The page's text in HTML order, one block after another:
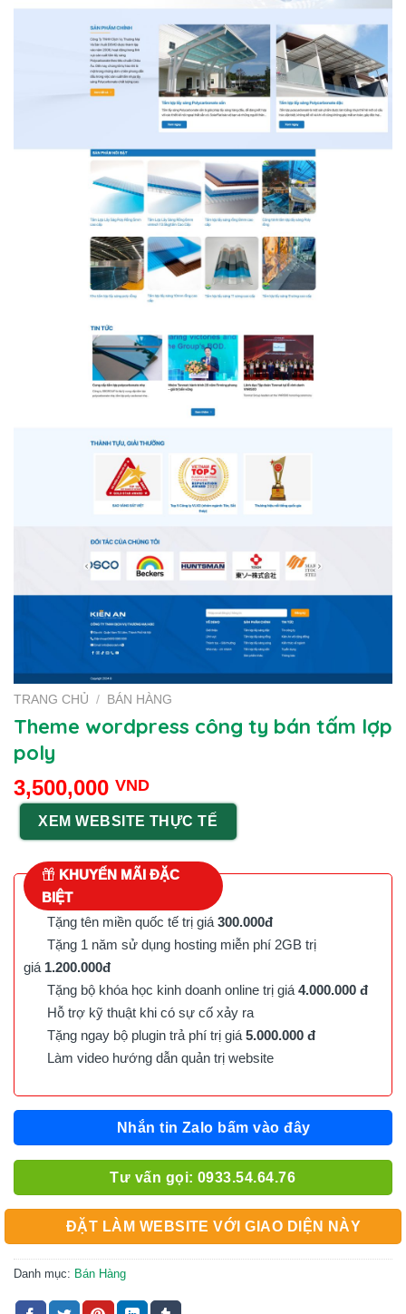
TRANG CHỦ / BÁN HÀNG
Theme wordpress công ty bán tấm lợp
poly
3,500,000 VND
XEM WEBSITE THỰC TẾ
KHUYẾN MÃI ĐẶC
BIỆT
Tặng tên miền quốc tế trị giá 300.000đ
Tặng 1 năm sử dụng hosting miễn phí 2GB trị
giá 1.200.000đ
Tặng bộ khóa học kinh doanh online trị giá 4.000.000 đ
Hỗ trợ kỹ thuật khi có sự cố xảy ra
Tặng ngay bộ plugin trả phí trị giá 5.000.000 đ
Làm video hướng dẫn quản trị website
Nhắn tin Zalo bấm vào đây
Tư vấn gọi: 0933.54.64.76
ĐẶT LÀM WEBSITE VỚI GIAO DIỆN NÀY
Danh mục: Bán Hàng